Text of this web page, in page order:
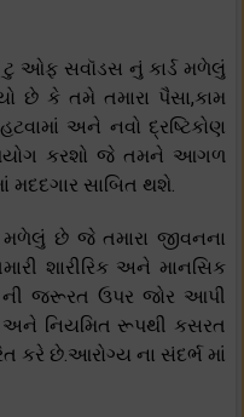
ટુ ઓફ સવૉડસ નું કાર્ડ મળેલું
છે કે તમે તમારા પૈસા,કામ
અને નવો દ્રષ્ટિકોણ
કરશો જે તમને આગળ
મદદગાર સાબિત થશે.
મળેલું છે જે તમારા જીવનના
શારીરિક અને માનસિક
ની જરૂરત ઉપર જોર આપી
નિયમિત રૂપથી કસરત
કરે છે.આરોગ્ય ના સંદર્ભ માં